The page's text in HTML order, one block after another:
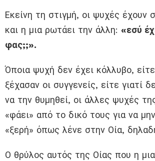
Εκείνη τη στιγμή, οι ψυχές έχουν
και η μια ρωτάει την άλλη: «εσύ
φας;;».
Όποια ψυχή δεν έχει κόλλυβο, είτε
ξέχασαν οι συγγενείς, είτε γιατί
να την θυμηθεί, οι άλλες ψυχές
«φάει» από το δικό τους για να
«ξερή» όπως λένε στην Οία,
Ο θρύλος αυτός της Οίας που η